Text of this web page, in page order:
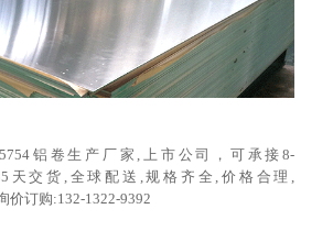
铝卷生产厂家,上市公司，可承接8-
天交货,全球配送,规格齐全,价格合理,
价订购:132-1322-9392